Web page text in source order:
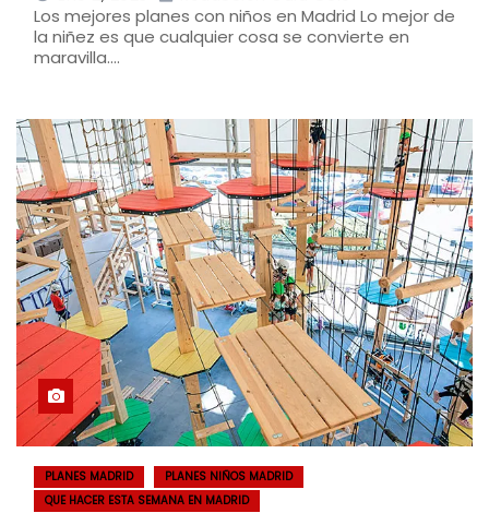
Los mejores planes con niños en Madrid Lo mejor de
la niñez es que cualquier cosa se convierte en
maravilla.…
PLANES MADRID
PLANES NIÑOS MADRID
QUE HACER ESTA SEMANA EN MADRID